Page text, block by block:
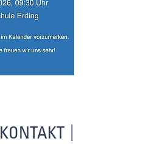
KONTAKT